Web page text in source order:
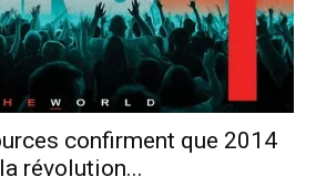
confirment que 2014
révolution...